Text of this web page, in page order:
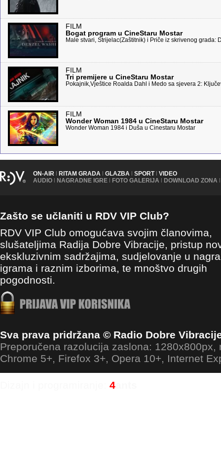
FILM
Bogat program u CineStaru Mostar
Male stvari, Strijelac(Zaštitnik) i Priče iz skrivenog grada:
FILM
Tri premijere u CineStaru Mostar
Pokajnik,Vještice Roalda Dahl i Medo sa sjevera 2:
FILM
Wonder Woman 1984 u CineStaru Mostar
Wonder Woman 1984 i Duša u Cinestaru Mostar
ON-AIR | RITAM GRADA | GLAZBA | SPORT | VIDEO
AUDIO | NAGRADNE IGRE | FOTO GALERIJA | DOWNLOAD ZONA |
Zašto se učlaniti u RDV VIP Club?
RDV VIP Club omogućava svojim članovima,
slušateljima Radija Dobre Vibracije, pristup
ekskluzivnim sadržajima, sudjelovanje u
igrama i raznim izborima, te mnoštvo drugih
pogodnosti.
Sva prava pridržana © Radio Dobre
Preporučena razolucija zaslona: 1280x800px,
Chrome 5+, Firefox 3+, Opera 10+, Internet
4